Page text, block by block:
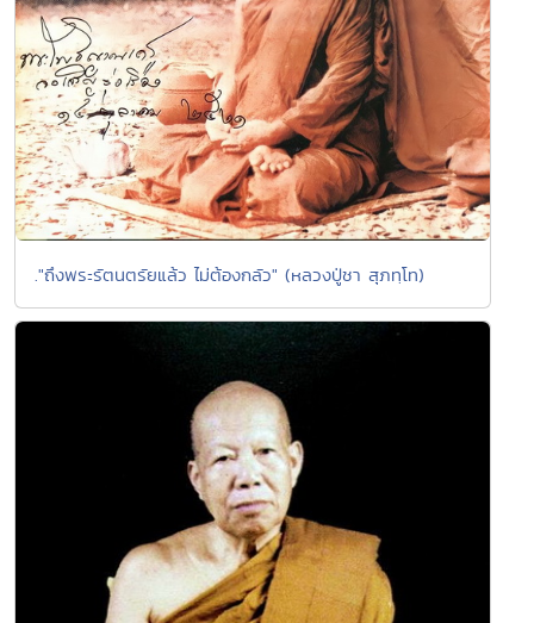
."ถึงพระรัตนตรัยแล้ว ไม่ต้องกลัว" (หลวงปู่ชา สุภทฺโท)